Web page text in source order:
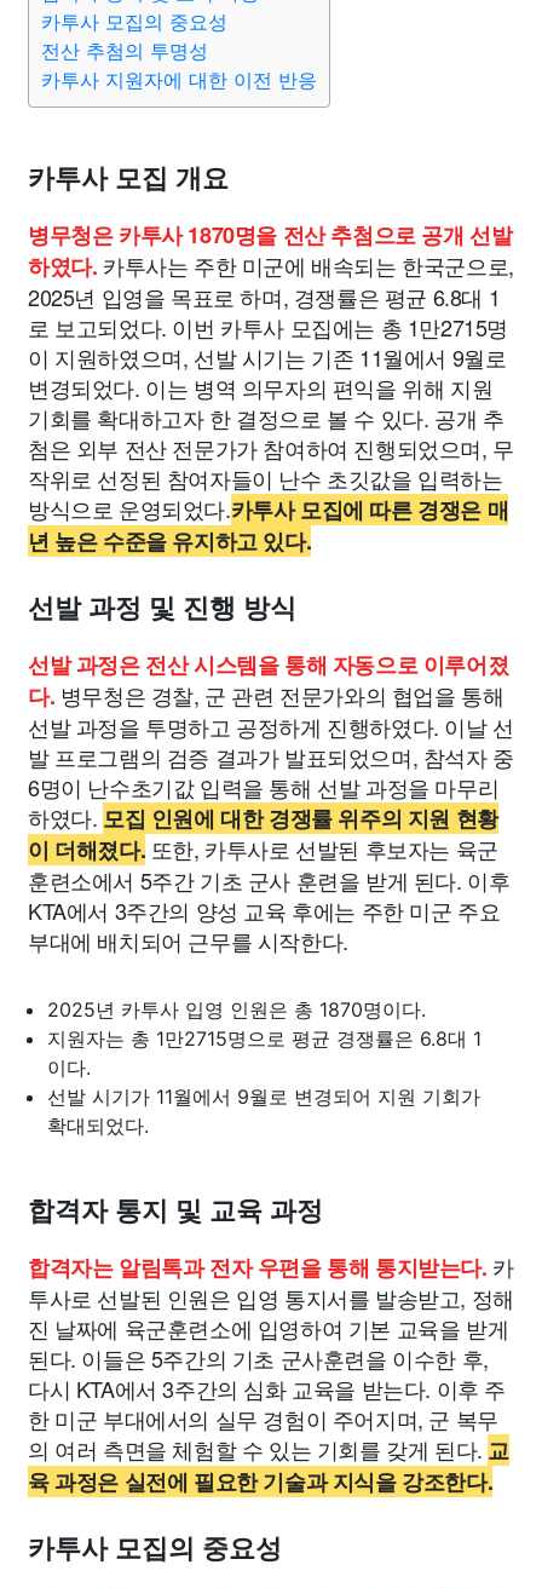
카투사 모집의 중요성
전산 추첨의 투명성
카투사 지원자에 대한 이전 반응
카투사 모집 개요
병무청은 카투사 1870명을 전산 추첨으로 공개 선발
하였다. 카투사는 주한 미군에 배속되는 한국군으로,
2025년 입영을 목표로 하며, 경쟁률은 평균 6.8대 1
로 보고되었다. 이번 카투사 모집에는 총 1만2715명
이 지원하였으며, 선발 시기는 기존 11월에서 9월로
변경되었다. 이는 병역 의무자의 편익을 위해 지원
기회를 확대하고자 한 결정으로 볼 수 있다. 공개 추
첨은 외부 전산 전문가가 참여하여 진행되었으며, 무
작위로 선정된 참여자들이 난수 초깃값을 입력하는
방식으로 운영되었다.카투사 모집에 따른 경쟁은 매
년 높은 수준을 유지하고 있다.
선발 과정 및 진행 방식
선발 과정은 전산 시스템을 통해 자동으로 이루어졌
다. 병무청은 경찰, 군 관련 전문가와의 협업을 통해
선발 과정을 투명하고 공정하게 진행하였다. 이날 선
발 프로그램의 검증 결과가 발표되었으며, 참석자 중
6명이 난수초기값 입력을 통해 선발 과정을 마무리
하였다. 모집 인원에 대한 경쟁률 위주의 지원 현황
이 더해졌다. 또한, 카투사로 선발된 후보자는 육군
훈련소에서 5주간 기초 군사 훈련을 받게 된다. 이후
KTA에서 3주간의 양성 교육 후에는 주한 미군 주요
부대에 배치되어 근무를 시작한다.
2025년 카투사 입영 인원은 총 1870명이다.
지원자는 총 1만2715명으로 평균 경쟁률은 6.8대 1
이다.
선발 시기가 11월에서 9월로 변경되어 지원 기회가
확대되었다.
합격자 통지 및 교육 과정
합격자는 알림톡과 전자 우편을 통해 통지받는다. 카
투사로 선발된 인원은 입영 통지서를 발송받고, 정해
진 날짜에 육군훈련소에 입영하여 기본 교육을 받게
된다. 이들은 5주간의 기초 군사훈련을 이수한 후,
다시 KTA에서 3주간의 심화 교육을 받는다. 이후 주
한 미군 부대에서의 실무 경험이 주어지며, 군 복무
의 여러 측면을 체험할 수 있는 기회를 갖게 된다. 교
육 과정은 실전에 필요한 기술과 지식을 강조한다.
카투사 모집의 중요성